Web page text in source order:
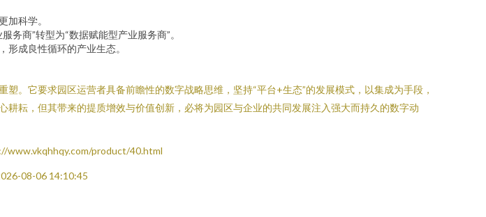
加科学。
务商”转型为“数据赋能型产业服务商”。
形成良性循环的产业生态。
。它要求园区运营者具备前瞻性的数字战略思维，坚持“平台+生态”的发展模式，以集成为手段，
耘，但其带来的提质增效与价值创新，必将为园区与企业的共同发展注入强大而持久的数字动
www.vkqhhqy.com/product/40.html
08-06 14:10:45